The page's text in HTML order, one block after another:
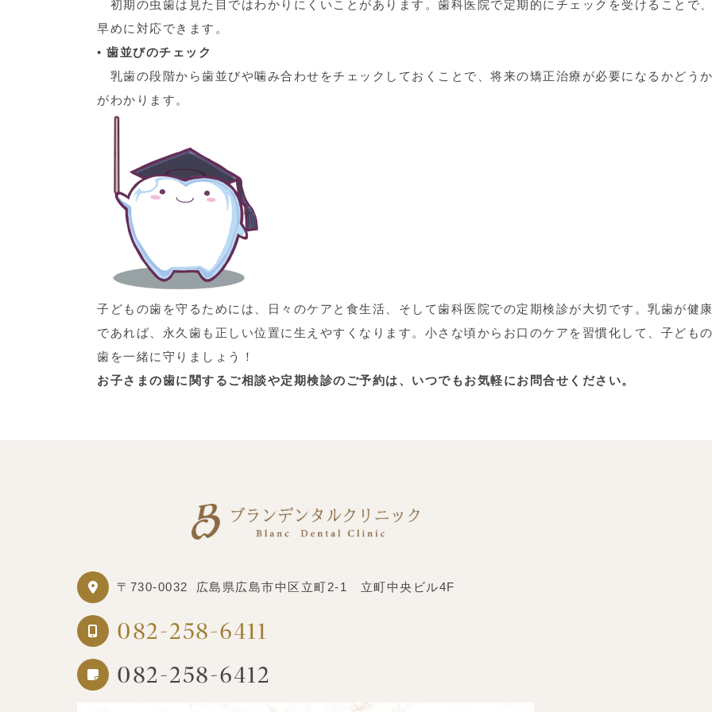
初期の虫歯は見た目ではわかりにくいことがあります。歯科医院で定期的にチェックを受けることで、
早めに対応できます。
• 歯並びのチェック
乳歯の段階から歯並びや噛み合わせをチェックしておくことで、将来の矯正治療が必要になるかどうか
がわかります。
子どもの歯を守るためには、日々のケアと食生活、そして歯科医院での定期検診が大切です。乳歯が健康
であれば、永久歯も正しい位置に生えやすくなります。小さな頃からお口のケアを習慣化して、子どもの
歯を一緒に守りましょう！
お子さまの歯に関するご相談や定期検診のご予約は、いつでもお気軽にお問合せください。
〒730-0032 広島県広島市中区立町2-1 立町中央ビル4F
082-258-6411
082-258-6412